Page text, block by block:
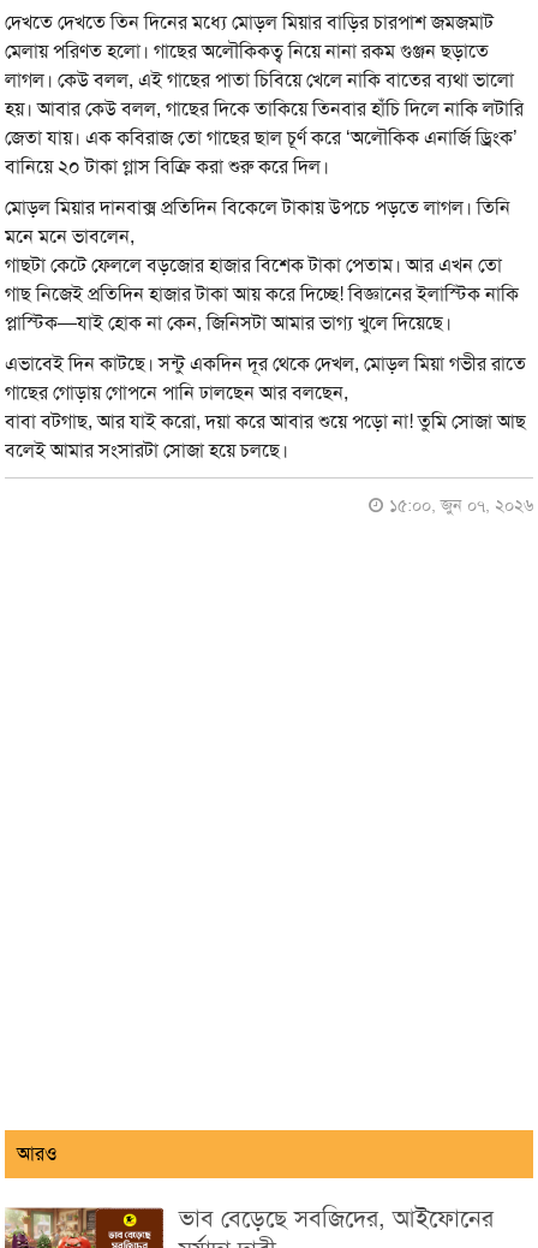
দেখতে দেখতে তিন দিনের মধ্যে মোড়ল মিয়ার বাড়ির চারপাশ জমজমাট
মেলায় পরিণত হলো। গাছের অলৌকিকত্ব নিয়ে নানা রকম গুঞ্জন ছড়াতে
লাগল। কেউ বলল, এই গাছের পাতা চিবিয়ে খেলে নাকি বাতের ব্যথা ভালো
হয়। আবার কেউ বলল, গাছের দিকে তাকিয়ে তিনবার হাঁচি দিলে নাকি লটারি
জেতা যায়। এক কবিরাজ তো গাছের ছাল চূর্ণ করে ‘অলৌকিক এনার্জি ড্রিংক’
বানিয়ে ২০ টাকা গ্লাস বিক্রি করা শুরু করে দিল।
মোড়ল মিয়ার দানবাক্স প্রতিদিন বিকেলে টাকায় উপচে পড়তে লাগল। তিনি
মনে মনে ভাবলেন,
গাছটা কেটে ফেললে বড়জোর হাজার বিশেক টাকা পেতাম। আর এখন তো
গাছ নিজেই প্রতিদিন হাজার টাকা আয় করে দিচ্ছে! বিজ্ঞানের ইলাস্টিক নাকি
প্লাস্টিক—যাই হোক না কেন, জিনিসটা আমার ভাগ্য খুলে দিয়েছে।
এভাবেই দিন কাটছে। সন্টু একদিন দূর থেকে দেখল, মোড়ল মিয়া গভীর রাতে
গাছের গোড়ায় গোপনে পানি ঢালছেন আর বলছেন,
বাবা বটগাছ, আর যাই করো, দয়া করে আবার শুয়ে পড়ো না! তুমি সোজা আছ
বলেই আমার সংসারটা সোজা হয়ে চলছে।
১৫:০০, জুন ০৭, ২০২৬
আরও
ভাব বেড়েছে সবজিদের, আইফোনের